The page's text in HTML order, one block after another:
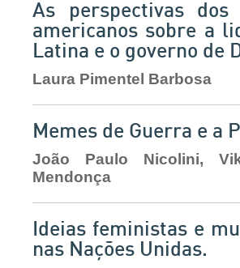
As perspectivas dos
americanos sobre a
Latina e o governo de
Laura Pimentel Barbosa
Memes de Guerra e
João Paulo Nicolini,
Mendonça
Ideias feministas e
nas Nações Unidas.